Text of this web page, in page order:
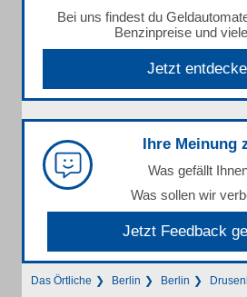
Bei uns findest du
Benzinpreise und
Jetzt
Ihre Meinung
Was gefällt
Was sollen wir
Jetzt Feedback
Das Örtliche Berlin Berlin